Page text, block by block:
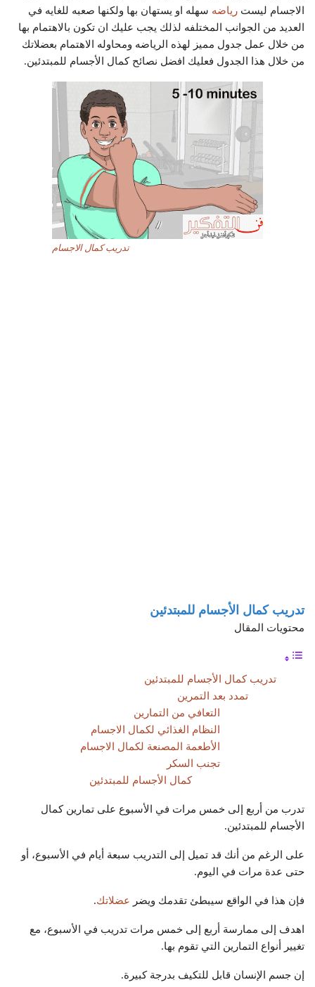
الاجسام ليست رياضه سهله او يستهان بها ولكنها صعبه للغايه في
العديد من الجوانب المختلفه لذلك يجب عليك ان تكون بالاهتمام بها
من خلال عمل جدول مميز لهذه الرياضه ومحاوله الاهتمام بعضلاتك
من خلال هذا الجدول فعليك افضل نصائح كمال الأجسام للمبتدئين.
تدريب كمال الاجسام
تدريب كمال الأجسام للمبتدئين
محتويات المقال
تدريب كمال الأجسام للمبتدئين
تمدد بعد التمرين
التعافي من التمارين
النظام الغذائي لكمال الاجسام
الأطعمة المصنعة لكمال الاجسام
تجنب السكر
كمال الأجسام للمبتدئين
تدرب من أربع إلى خمس مرات في الأسبوع على تمارين كمال
الأجسام للمبتدئين.
على الرغم من أنك قد تميل إلى التدريب سبعة أيام في الأسبوع، أو
حتى عدة مرات في اليوم.
فإن هذا في الواقع سيبطئ تقدمك ويضر عضلاتك.
اهدف إلى ممارسة أربع إلى خمس مرات تدريب في الأسبوع، مع
تغيير أنواع التمارين التي تقوم بها.
إن جسم الإنسان قابل للتكيف بدرجة كبيرة.